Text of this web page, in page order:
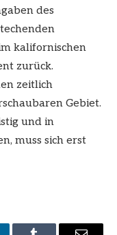
des
kalifornischen
zurück.
zeitlich
Gebiet.
und in
muss sich erst